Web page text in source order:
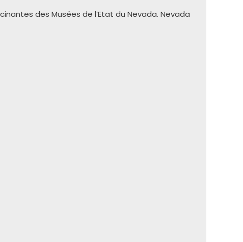
des Musées de l’Etat du Nevada. Nevada